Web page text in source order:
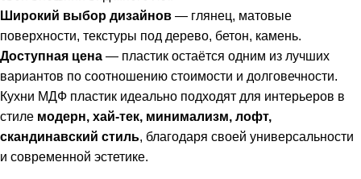
Широкий выбор дизайнов — глянец, матовые
поверхности, текстуры под дерево, бетон, камень.
Доступная цена — пластик остаётся одним из лучших
вариантов по соотношению стоимости и долговечности.
Кухни МДФ пластик идеально подходят для интерьеров в
стиле модерн, хай-тек, минимализм, лофт,
скандинавский стиль, благодаря своей универсальности
и современной эстетике.